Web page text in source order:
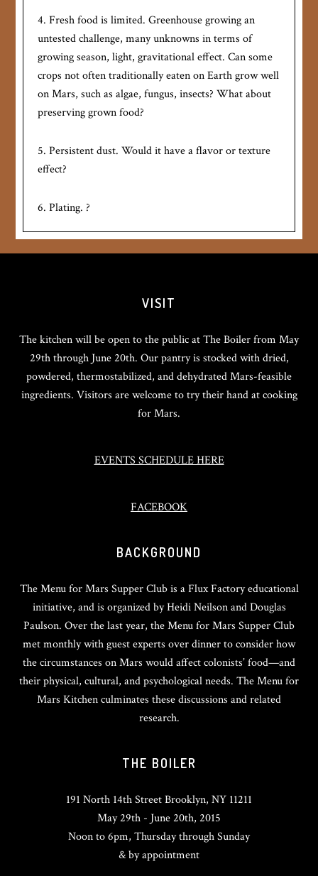
4. Fresh food is limited. Greenhouse growing an
untested challenge, many unknowns in terms of
growing season, light, gravitational effect. Can some
crops not often traditionally eaten on Earth grow well
on Mars, such as algae, fungus, insects? What about
preserving grown food?
5. Persistent dust. Would it have a flavor or texture
effect?
6. Plating. ?
VISIT
The kitchen will be open to the public at The Boiler from May
29th through June 20th. Our pantry is stocked with dried,
powdered, thermostabilized, and dehydrated Mars-feasible
ingredients. Visitors are welcome to try their hand at cooking
for Mars.
EVENTS SCHEDULE HERE
FACEBOOK
BACKGROUND
The Menu for Mars Supper Club is a Flux Factory educational
initiative, and is organized by Heidi Neilson and Douglas
Paulson. Over the last year, the Menu for Mars Supper Club
met monthly with guest experts over dinner to consider how
the circumstances on Mars would affect colonists’ food—and
their physical, cultural, and psychological needs. The Menu for
Mars Kitchen culminates these discussions and related
research.
THE BOILER
191 North 14th Street Brooklyn, NY 11211
May 29th - June 20th, 2015
Noon to 6pm, Thursday through Sunday
& by appointment